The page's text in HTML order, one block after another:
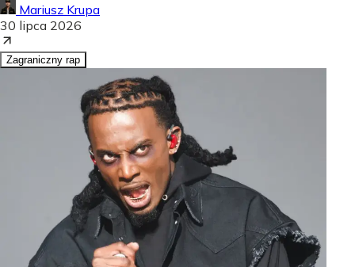
Mariusz Krupa
30 lipca 2026
Zagraniczny rap